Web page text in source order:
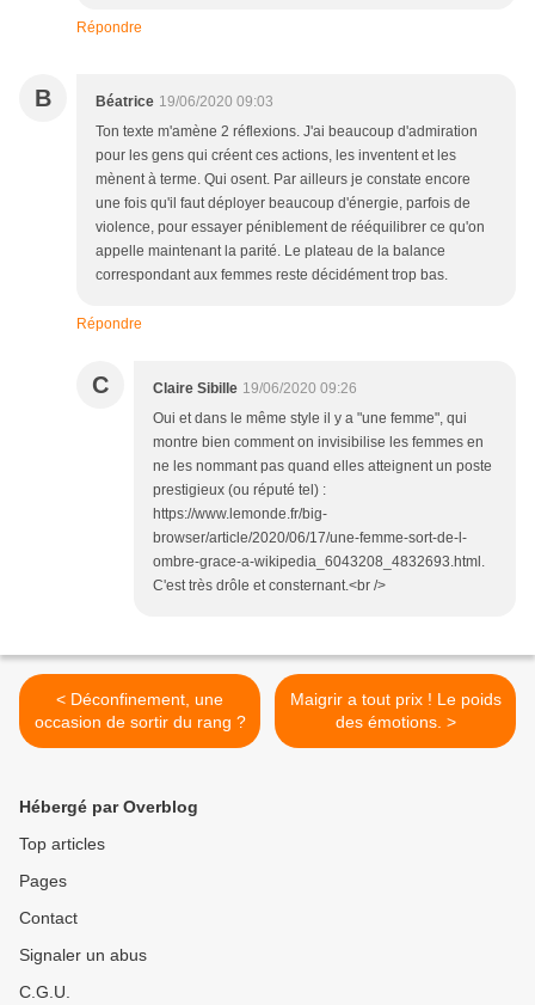
Répondre
B Béatrice 19/06/2020 09:03
Ton texte m'amène 2 réflexions. J'ai beaucoup d'admiration
pour les gens qui créent ces actions, les inventent et les
mènent à terme. Qui osent. Par ailleurs je constate encore
une fois qu'il faut déployer beaucoup d'énergie, parfois de
violence, pour essayer péniblement de rééquilibrer ce qu'on
appelle maintenant la parité. Le plateau de la balance
correspondant aux femmes reste décidément trop bas.
Répondre
C Claire Sibille 19/06/2020 09:26
Oui et dans le même style il y a "une femme", qui
montre bien comment on invisibilise les femmes en
ne les nommant pas quand elles atteignent un poste
prestigieux (ou réputé tel) :
https://www.lemonde.fr/big-
browser/article/2020/06/17/une-femme-sort-de-l-
ombre-grace-a-wikipedia_6043208_4832693.html.
C'est très drôle et consternant.<br />
< Déconfinement, une
occasion de sortir du rang ?
Maigrir a tout prix ! Le poids
des émotions. >
Hébergé par Overblog
Top articles
Pages
Contact
Signaler un abus
C.G.U.